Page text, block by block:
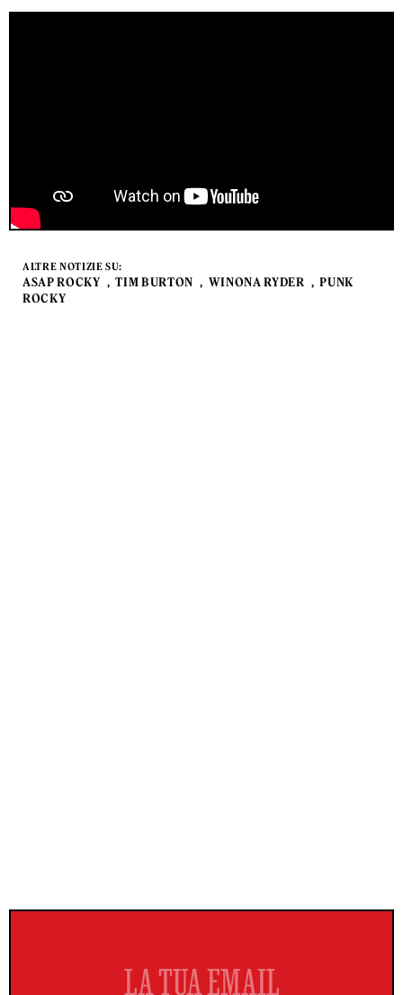
ALTRE NOTIZIE SU:
ASAP ROCKY TIM BURTON WINONA RYDER
PUNK
ROCKY